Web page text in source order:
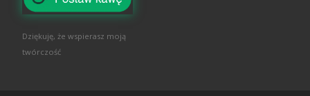
Dziękuję, że wspierasz moją
twórczość